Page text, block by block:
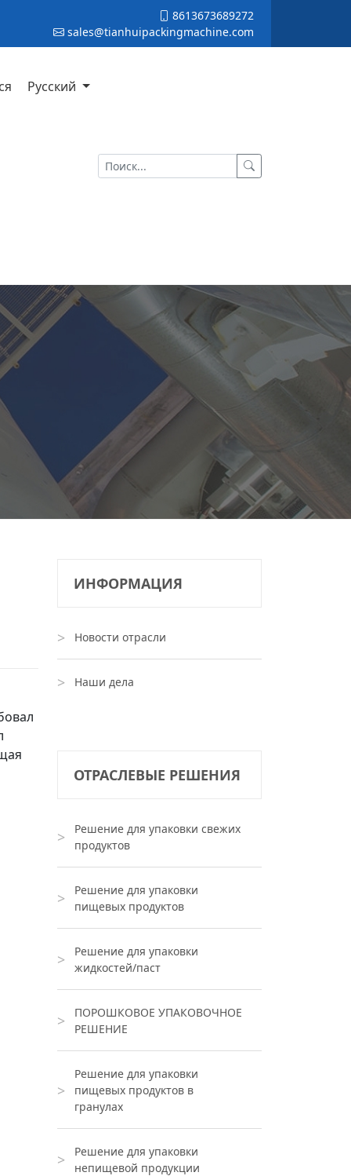
8613673689272
sales@tianhuipackingmachine.com
Русский
ИНФОРМАЦИЯ
Новости отрасли
Наши дела
ОТРАСЛЕВЫЕ РЕШЕНИЯ
Решение для упаковки свежих
продуктов
Решение для упаковки
пищевых продуктов
Решение для упаковки
жидкостей/паст
ПОРОШКОВОЕ УПАКОВОЧНОЕ
РЕШЕНИЕ
Решение для упаковки
пищевых продуктов в
гранулах
Решение для упаковки
непищевой продукции